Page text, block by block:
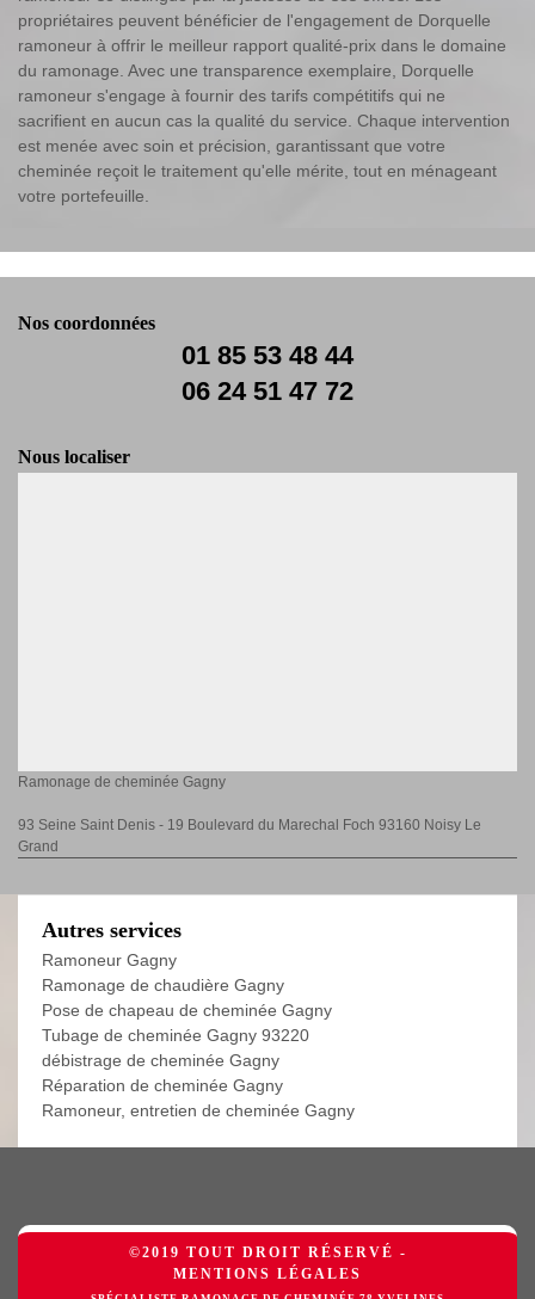
propriétaires peuvent bénéficier de l'engagement de Dorquelle
ramoneur à offrir le meilleur rapport qualité-prix dans le domaine
du ramonage. Avec une transparence exemplaire, Dorquelle
ramoneur s'engage à fournir des tarifs compétitifs qui ne
sacrifient en aucun cas la qualité du service. Chaque intervention
est menée avec soin et précision, garantissant que votre
cheminée reçoit le traitement qu'elle mérite, tout en ménageant
votre portefeuille.
Nos coordonnées
01 85 53 48 44
06 24 51 47 72
Nous localiser
Ramonage de cheminée Gagny
93 Seine Saint Denis - 19 Boulevard du Marechal Foch 93160 Noisy Le
Grand
Autres services
Ramoneur Gagny
Ramonage de chaudière Gagny
Pose de chapeau de cheminée Gagny
Tubage de cheminée Gagny 93220
débistrage de cheminée Gagny
Réparation de cheminée Gagny
Ramoneur, entretien de cheminée Gagny
©2019 TOUT DROIT RÉSERVÉ -
MENTIONS LÉGALES